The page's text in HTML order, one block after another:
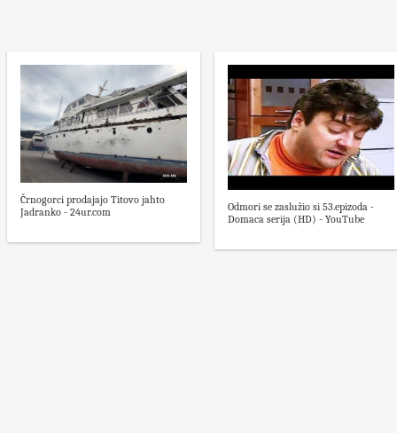
Črnogorci prodajajo Titovo jahto
Jadranko - 24ur.com
Odmori se zaslužio si 53.epizoda -
Domaca serija (HD) - YouTube